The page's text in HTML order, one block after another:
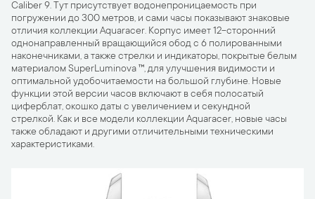
Caliber 9. Тут присутствует водонепроницаемость при
погружении до 300 метров, и сами часы показывают знаковые
отличия коллекции Aquaracer. Корпус имеет 12-сторонний
однонаправленный вращающийся обод с 6 полированными
наконечниками, а также стрелки и индикаторы, покрытые белым
материалом SuperLuminova ™, для улучшения видимости и
оптимальной удобочитаемости на большой глубине. Новые
функции этой версии часов включают в себя полосатый
циферблат, окошко даты с увеличением и секундной
стрелкой. Как и все модели коллекции Aquaracer, новые часы
также обладают и другими отличительными техническими
характеристиками.